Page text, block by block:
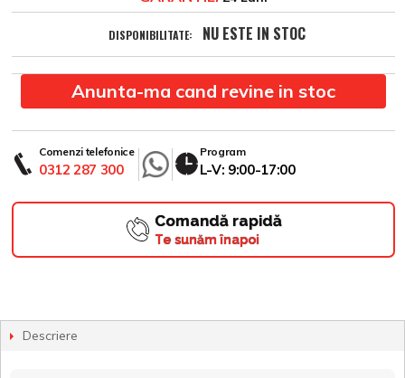
DISPONIBILITATE: NU ESTE IN STOC
Anunta-ma cand revine in stoc
Comenzi telefonice
0312 287 300
Program
L-V: 9:00-17:00
Comandă rapidă
Te sunăm înapoi
Descriere